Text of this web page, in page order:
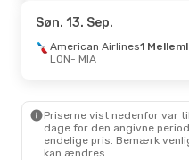
LON- MIA
Air Europa1 Mellemlanding
MIA- LON
Søn. 13. Sep.
American Airlines1
LON- MIA
Priserne vist nedenfor var
dage for den angivne
endelige pris. Bemærk
kan ændres.